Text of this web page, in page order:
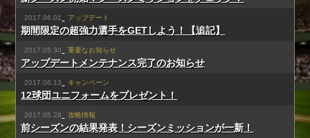
2017.06.01 アップデート
期間限定の超強力選手をGETしよう！【追記】
2017.05.30 重要なお知らせ
アップデートメンテナンス完了のお知らせ
2017.06.13 キャンペーン
12球団ユニフォームをプレゼント！
2017.05.28 攻略情報
前シーズンの結果発表！シーズンミッションが一新！